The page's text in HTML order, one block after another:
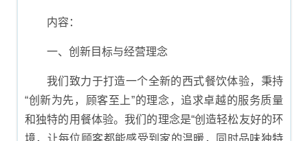
内容：
一、创新目标与经营理念
我们致力于打造一个全新的西式餐饮体验，秉持
“创新为先，顾客至上”的理念，追求卓越的服务质量
和独特的用餐体验。我们的理念是“创造轻松友好的环
境，让每位顾客都能感受到家的温暖，同时品味独特